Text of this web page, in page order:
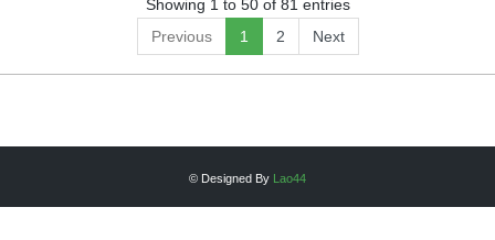
Showing 1 to 50 of 81 entries
Previous
1 2 Next
© Designed By Lao44